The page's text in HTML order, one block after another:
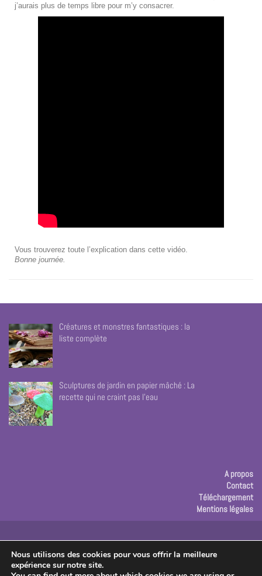
j’aurais plus de temps libre pour m’y consacrer.
Vous trouverez toute l’explication dans cette vidéo.
Bonne journée.
Créatures et monstres fantastiques : la
liste complète
Sculptures de jardin en papier mâché : La
recette qui ne craint pas l’eau
A propos
Contact
Téléchargement
Mentions légales
Nous utilisons des cookies pour vous offrir la meilleure
expérience sur notre site.